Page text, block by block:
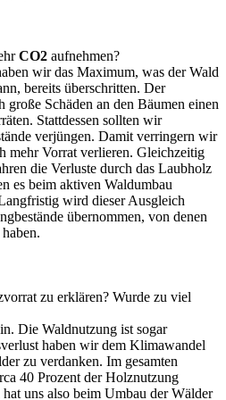
CO2 aufnehmen?
wir das Maximum, was der Wald
bereits überschritten. Der
Schäden an den Bäumen einen
Stattdessen sollten wir
verjüngen. Damit verringern wir
mehr Vorrat verlieren. Gleichzeitig
die Verluste durch das Laubholz
es beim aktiven Waldumbau
wird dieser Ausgleich
übernommen, von denen
zu erklären? Wurde zu viel
Die Waldnutzung ist sogar
haben wir dem Klimawandel
zu verdanken. Im gesamten
40 Prozent der Holznutzung
uns also beim Umbau der Wälder